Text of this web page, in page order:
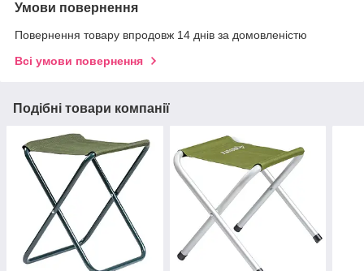
Умови повернення
Повернення товару впродовж 14 днів за домовленістю
Всі умови повернення
Подібні товари компанії